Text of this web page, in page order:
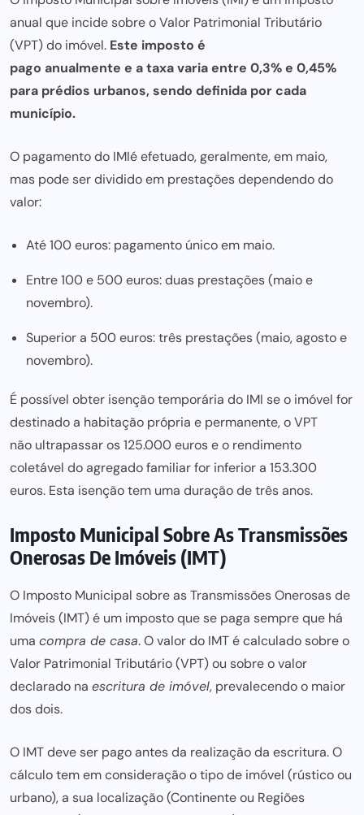
anual que incide sobre o Valor Patrimonial Tributário
(VPT) do imóvel. Este imposto é
pago anualmente e a taxavaria entre 0,3% e 0,45%
para prédios urbanos, sendo definida por cada
município.
O pagamento do IMIé efetuado, geralmente, em maio,
mas pode ser dividido em prestações dependendo do
valor:
Até 100 euros: pagamento único em maio.
Entre 100 e 500 euros: duas prestações (maio e
novembro).
Superior a 500 euros: três prestações (maio, agosto e
novembro).
É possível obter isenção temporária do IMI se o imóvel for
destinado a habitação própria e permanente, o VPT
não ultrapassar os 125.000 euros e o rendimento
coletável do agregado familiar for inferior a 153.300
euros. Esta isenção tem uma duração de três anos.
Imposto Municipal Sobre As Transmissões
Onerosas De Imóveis (IMT)
O Imposto Municipal sobre as Transmissões Onerosas de
Imóveis (IMT) é um imposto que se paga sempre que há
uma compra de casa. O valor do IMT é calculado sobre o
Valor Patrimonial Tributário (VPT) ou sobre o valor
declarado na escritura de imóvel, prevalecendo o maior
dos dois.
O IMT deve ser pago antes da realização da escritura. O
cálculo tem em consideração o tipo de imóvel (rústico ou
urbano), a sua localização (Continente ou Regiões